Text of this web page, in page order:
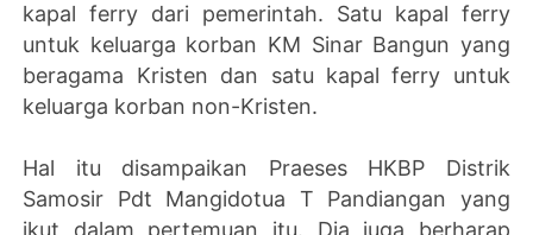
kapal ferry dari pemerintah. Satu kapal ferry
untuk keluarga korban KM Sinar Bangun yang
beragama Kristen dan satu kapal ferry untuk
keluarga korban non-Kristen.
Hal itu disampaikan Praeses HKBP Distrik
Samosir Pdt Mangidotua T Pandiangan yang
ikut dalam pertemuan itu. Dia juga berharap